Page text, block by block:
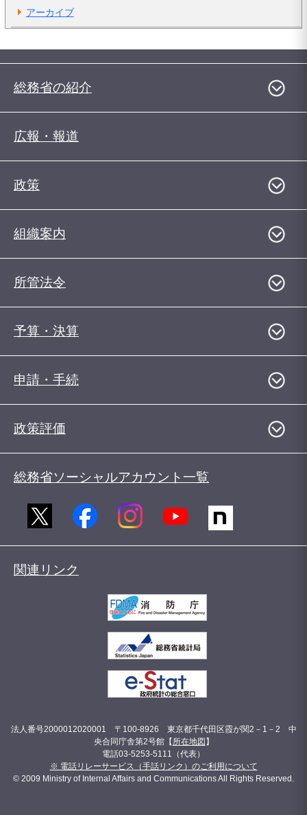
アーカイブ
総務省の紹介
広報・報道
政策
組織案内
所管法令
予算・決算
申請・手続
政策評価
総務省ソーシャルアカウント一覧
関連リンク
法人番号2000012020001 〒100-8926 東京都千代田区霞が関2－1－2 中
央合同庁舎第2号館【 所在地図 】
電話03-5253-5111（代表）
※ 電話リレーサービス（手話リンク）のご利用について
© 2009 Ministry of Internal Affairs and Communications All Rights Reserved.